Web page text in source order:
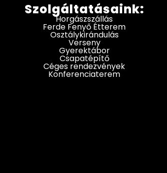
Szolgáltatásaink:
Horgászszállás
Ferde Fenyő Étterem
Osztálykirándulás
Verseny
Gyerektábor
Csapatépítő
Céges rendezvények
Konferenciaterem